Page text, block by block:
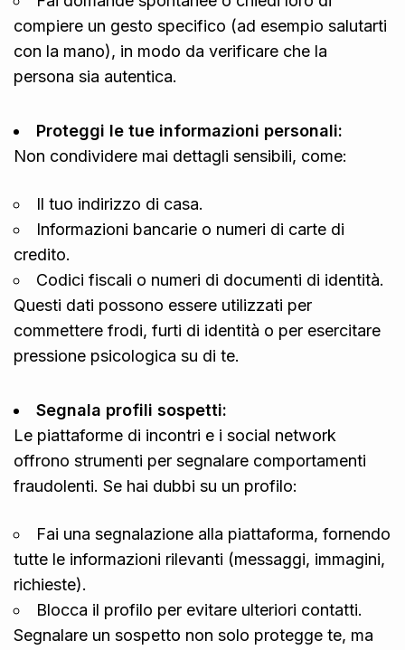
compiere un gesto specifico (ad esempio salutarti
con la mano), in modo da verificare che la
persona sia autentica.
Proteggi le tue informazioni personali:
Non condividere mai dettagli sensibili, come:
Il tuo indirizzo di casa.
Informazioni bancarie o numeri di carte di
credito.
Codici fiscali o numeri di documenti di identità.
Questi dati possono essere utilizzati per
commettere frodi, furti di identità o per esercitare
pressione psicologica su di te.
Segnala profili sospetti:
Le piattaforme di incontri e i social network
offrono strumenti per segnalare comportamenti
fraudolenti. Se hai dubbi su un profilo:
Fai una segnalazione alla piattaforma, fornendo
tutte le informazioni rilevanti (messaggi, immagini,
richieste).
Blocca il profilo per evitare ulteriori contatti.
Segnalare un sospetto non solo protegge te, ma